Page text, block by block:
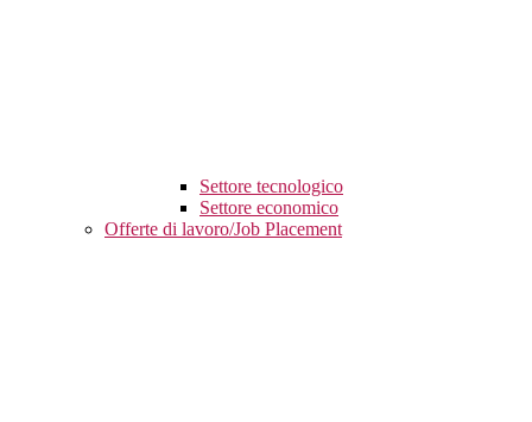
Settore tecnologico
Settore economico
Offerte di lavoro/Job Placement